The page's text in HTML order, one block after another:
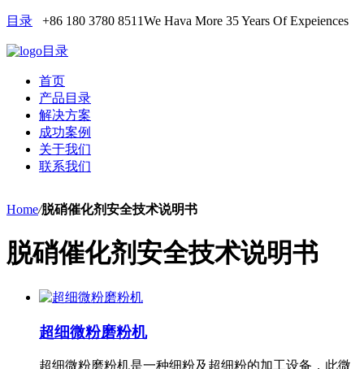
目录 +86 180 3780 8511We Hava More 35 Years Of Expeiences
目录
首页
产品目录
解决方案
成功案例
关于我们
联系我们
Home/脱硝催化剂安全技术说明书
脱硝催化剂安全技术说明书
超细微粉磨粉机
超细微粉磨粉机是一种细粉及超细粉的加工设备，此微